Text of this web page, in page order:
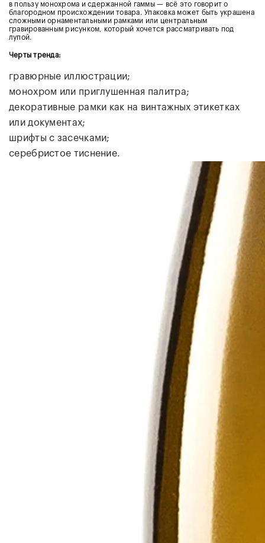
в пользу монохрома и сдержанной гаммы — всё это говорит о
благородном происхождении товара. Упаковка может быть украшена
сложными орнаментальными рамками или центральным
гравированным рисунком, который хочется рассматривать под
лупой.
Черты тренда:
гравюрные иллюстрации;
монохром или приглушенная палитра;
декоративные рамки как на винтажных этикетках
или документах;
шрифты с засечками;
серебристое тиснение.